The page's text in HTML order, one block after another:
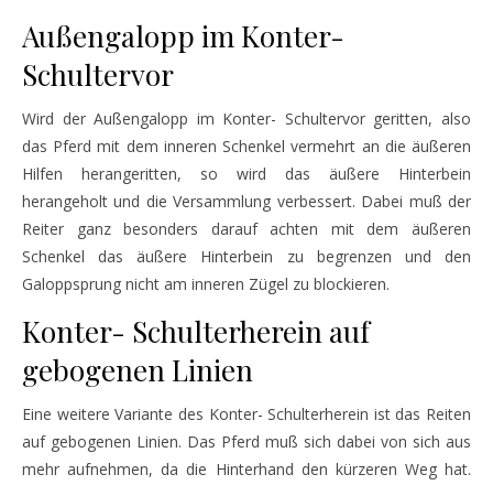
Außengalopp im Konter-
Schultervor
Wird der Außengalopp im Konter- Schultervor geritten, also
das Pferd mit dem inneren Schenkel vermehrt an die äußeren
Hilfen herangeritten, so wird das äußere Hinterbein
herangeholt und die Versammlung verbessert. Dabei muß der
Reiter ganz besonders darauf achten mit dem äußeren
Schenkel das äußere Hinterbein zu begrenzen und den
Galoppsprung nicht am inneren Zügel zu blockieren.
Konter- Schulterherein auf
gebogenen Linien
Eine weitere Variante des Konter- Schulterherein ist das Reiten
auf gebogenen Linien. Das Pferd muß sich dabei von sich aus
mehr aufnehmen, da die Hinterhand den kürzeren Weg hat.